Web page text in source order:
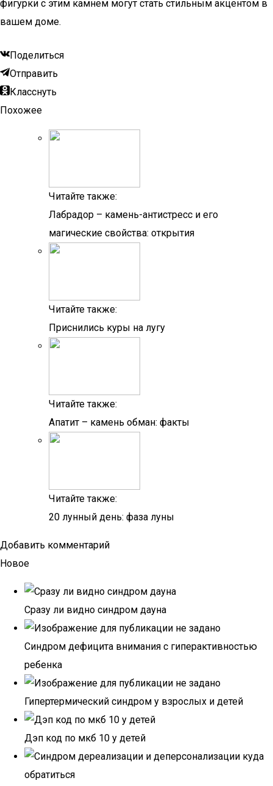
фигурки с этим камнем могут стать стильным акцентом в
вашем доме.
Поделиться
Отправить
Класснуть
Похожее
Читайте также:
Лабрадор – камень-антистресс и его
магические свойства: открытия
Читайте также:
Приснились куры на лугу
Читайте также:
Апатит – камень обман: факты
Читайте также:
20 лунный день: фаза луны
Добавить комментарий
Новое
Сразу ли видно синдром дауна
Синдром дефицита внимания с гиперактивностью
ребенка
Гипертермический синдром у взрослых и детей
Дэп код по мкб 10 у детей